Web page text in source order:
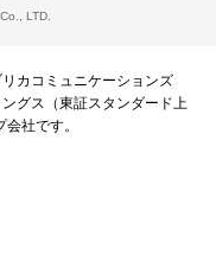
LTD.
カコミュニケーションズ
グス（東証スタンダード上
社です。